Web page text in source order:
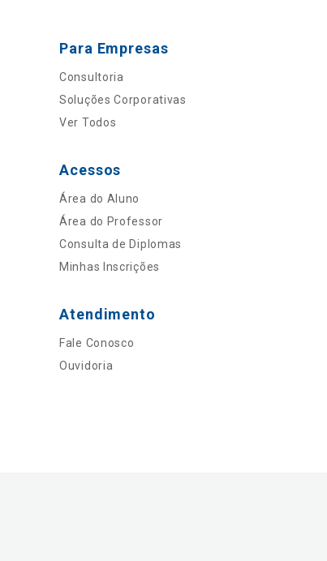
Para Empresas
Consultoria
Soluções Corporativas
Ver Todos
Acessos
Área do Aluno
Área do Professor
Consulta de Diplomas
Minhas Inscrições
Atendimento
Fale Conosco
Ouvidoria